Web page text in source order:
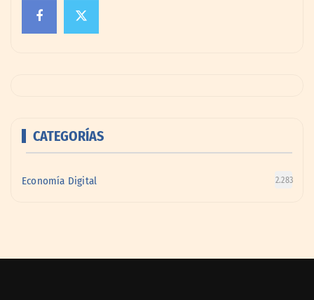
CATEGORÍAS
Economía Digital 2.283